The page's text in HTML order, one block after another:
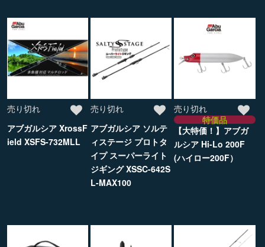
売り切れ
アブガルシア XrossF
ield XSFS-732MLL
売り切れ
アブガルシア ソルテ
ィステージ プロトタ
イプ スーパーライト
ジギング XSSC-642S
L-MAX100
売り切れ
特価品
【大特価！】アブガ
ルシア Hi-Lo 200F
(ハイロー200F）